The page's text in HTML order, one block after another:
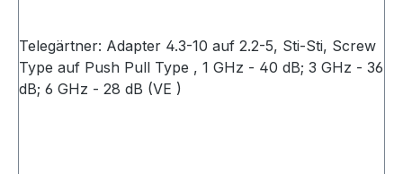
Telegärtner: Adapter 4.3-10 auf 2.2-5, Sti-Sti, Screw
Type auf Push Pull Type , 1 GHz - 40 dB; 3 GHz - 36
dB; 6 GHz - 28 dB (VE )